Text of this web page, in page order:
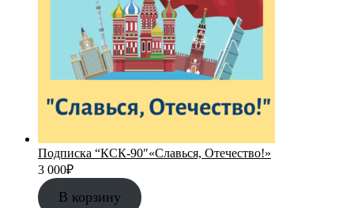
Подписка “КСК-90″«Славься, Отечество!»
3 000₽
В корзину